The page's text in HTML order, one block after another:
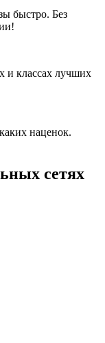
быстро. Без
и классах лучших
наценок.
сетях